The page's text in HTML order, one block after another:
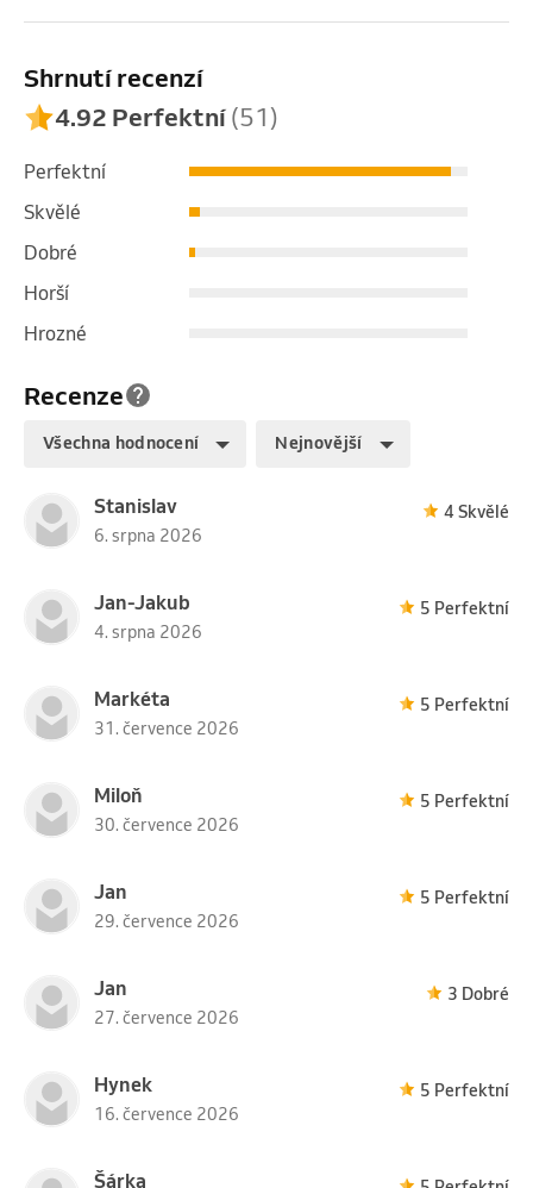
Recenze
Všechna hodnocení Nejnovější
Stanislav
6. srpna 2026
4 Skvělé
Jan-Jakub
4. srpna 2026
5 Perfektní
Markéta
31. července 2026
5 Perfektní
Miloň
30. července 2026
5 Perfektní
Jan
29. července 2026
5 Perfektní
Jan
27. července 2026
3 Dobré
Hynek
16. července 2026
5 Perfektní
Šárka
Shrnutí recenzí
4.92 Perfektní(51)
Perfektní
Skvělé
Dobré
Horší
Hrozné